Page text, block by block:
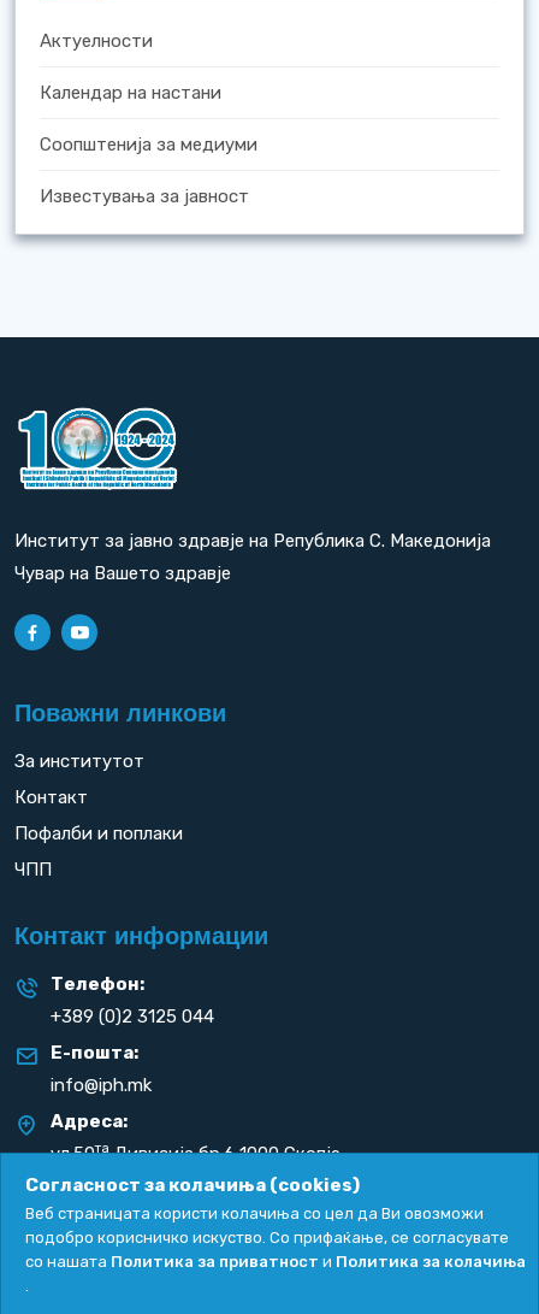
Актуелности
Календар на настани
Соопштенија за медиуми
Известувања за јавност
Институт за јавно здравје на Република С. Македонија
Чувар на Вашето здравје
Поважни линкови
За институтот
Контакт
Пофалби и поплаки
ЧПП
Контакт информации
Телефон:
+389 (0)2 3125 044
Е-пошта:
info@iph.mk
Адреса:
ул.50таДивизија бр.6 1000 Скопје
Република С. Македонија
Согласност за колачиња (cookies)
Веб страницата користи колачиња со цел да Ви овозможи
подобро корисничко искуство. Со прифаќање, се согласувате
со нашата Политика за приватност и Политика за колачиња
.